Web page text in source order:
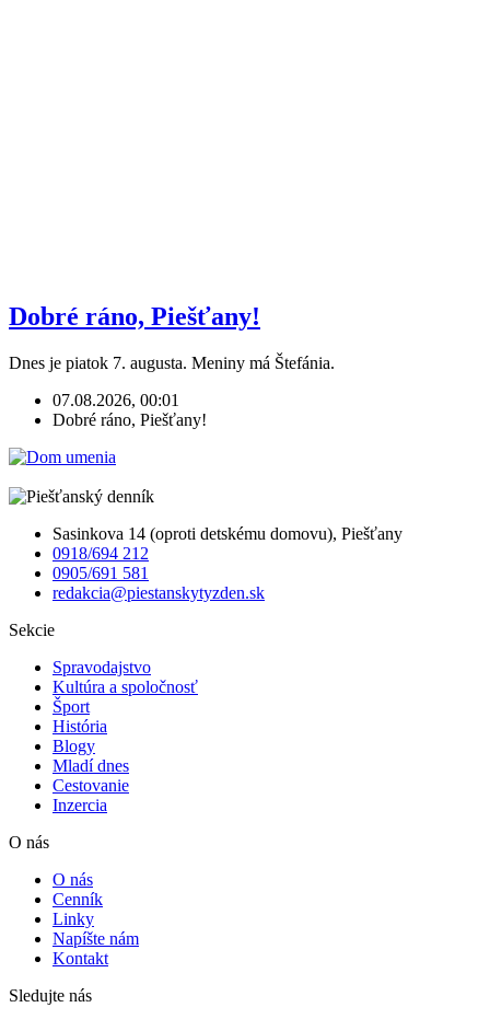
Dobré ráno, Piešťany!
Dnes je piatok 7. augusta. Meniny má Štefánia.
07.08.2026, 00:01
Dobré ráno, Piešťany!
Sasinkova 14 (oproti detskému domovu), Piešťany
0918/694 212
0905/691 581
redakcia@piestanskytyzden.sk
Sekcie
Spravodajstvo
Kultúra a spoločnosť
Šport
História
Blogy
Mladí dnes
Cestovanie
Inzercia
O nás
O nás
Cenník
Linky
Napíšte nám
Kontakt
Sledujte nás